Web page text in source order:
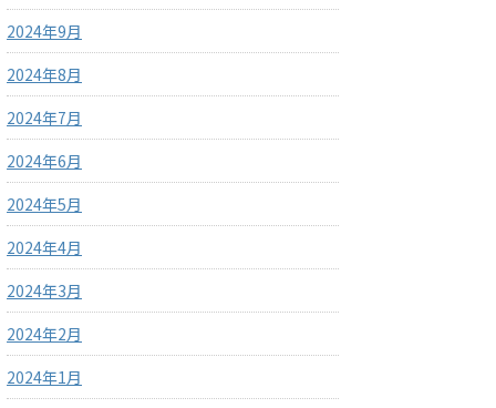
2024年9月
2024年8月
2024年7月
2024年6月
2024年5月
2024年4月
2024年3月
2024年2月
2024年1月